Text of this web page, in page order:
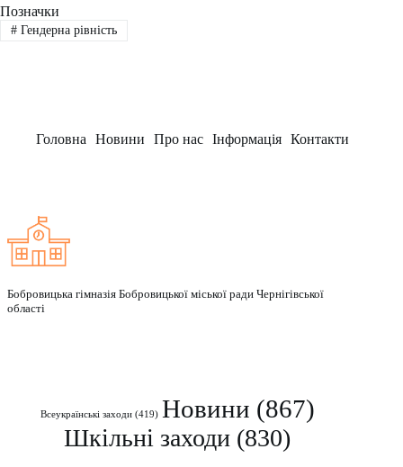
Позначки
#Гендерна рівність
Головна Новини Про нас Інформація Контакти
Бобровицька гімназія Бобровицької міської ради Чернігівської
області
Всеукраїнські заходи(419) Новини (867)
Шкільні заходи (830)